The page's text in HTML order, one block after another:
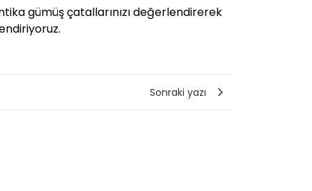
gümüş çatallarınızı değerlendirerek
Sonraki yazı